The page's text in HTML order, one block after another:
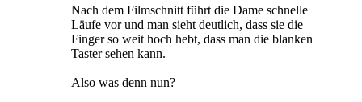
Nach dem Filmschnitt führt die Dame schnelle
Läufe vor und man sieht deutlich, dass sie die
Finger so weit hoch hebt, dass man die blanken
Taster sehen kann.
Also was denn nun?